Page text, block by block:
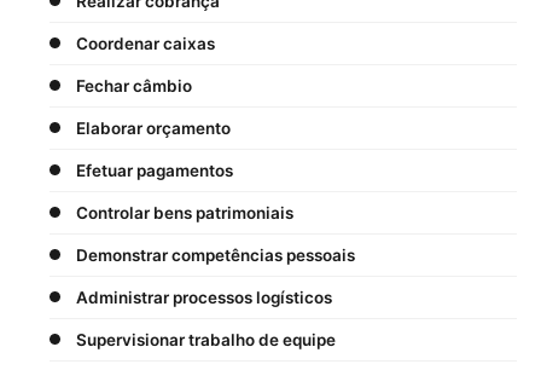
Coordenar caixas
Fechar câmbio
Elaborar orçamento
Efetuar pagamentos
Controlar bens patrimoniais
Demonstrar competências pessoais
Administrar processos logísticos
Supervisionar trabalho de equipe